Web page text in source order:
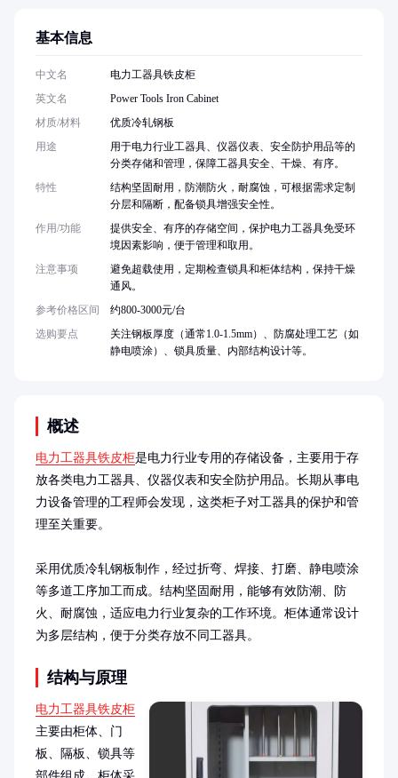
概述
电力工器具铁皮柜是电力行业专用的存储设备，主要用于存
放各类电力工器具、仪器仪表和安全防护用品。长期从事电
力设备管理的工程师会发现，这类柜子对工器具的保护和管
理至关重要。
采用优质冷轧钢板制作，经过折弯、焊接、打磨、静电喷涂
等多道工序加工而成。结构坚固耐用，能够有效防潮、防
火、耐腐蚀，适应电力行业复杂的工作环境。柜体通常设计
为多层结构，便于分类存放不同工器具。
结构与原理
电力工器具铁皮柜
主要由柜体、门
板、隔板、锁具等
基本信息
中文名
电力工器具铁皮柜
英文名
Power Tools Iron Cabinet
材质/材料
优质冷轧钢板
用途
用于电力行业工器具、仪器仪表、安全防护用品等的
分类存储和管理，保障工器具安全、干燥、有序。
特性
结构坚固耐用，防潮防火，耐腐蚀，可根据需求定制
分层和隔断，配备锁具增强安全性。
作用/功能
提供安全、有序的存储空间，保护电力工器具免受环
境因素影响，便于管理和取用。
注意事项
避免超载使用，定期检查锁具和柜体结构，保持干燥
通风。
参考价格区间
约800-3000元/台
选购要点
关注钢板厚度（通常1.0-1.5mm）、防腐处理工艺（如
静电喷涂）、锁具质量、内部结构设计等。